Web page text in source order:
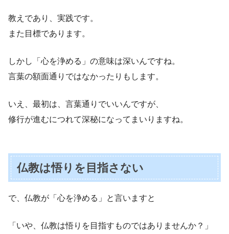
教えであり、実践です。
また目標であります。
しかし「心を浄める」の意味は深いんですね。
言葉の額面通りではなかったりもします。
いえ、最初は、言葉通りでいいんですが、
修行が進むにつれて深秘になってまいりますね。
仏教は悟りを目指さない
で、仏教が「心を浄める」と言いますと
「いや、仏教は悟りを目指すものではありませんか？」